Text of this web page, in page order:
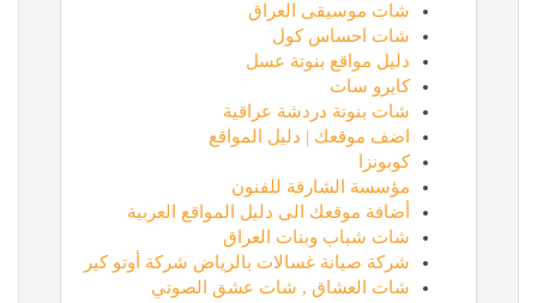
شات موسيقى العراق
شات احساس كول
دليل مواقع بنوتة عسل
كايرو سات
شات بنوتة دردشة عراقية
اضف موقعك | دليل المواقع
كوبونزا
مؤسسة الشارقة للفنون
أضافة موقعك الى دليل المواقع العربية
شات شباب وبنات العراق
شركة صيانة غسالات بالرياض شركة أوتو كير
شات العشاق , شات عشق الصوتي